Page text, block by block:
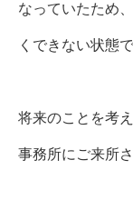
なっていたため
くできない状態で
将来のことを考
事務所にご来所